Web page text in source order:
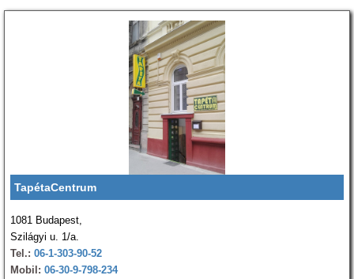
TapétaCentrum
1081 Budapest,
Szilágyi u. 1/a.
Tel.: 06-1-303-90-52
Mobil: 06-30-9-798-234